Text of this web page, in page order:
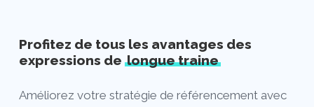
Profitez de tous les avantages des
expressions de longue traine
Améliorez votre stratégie de référencement avec